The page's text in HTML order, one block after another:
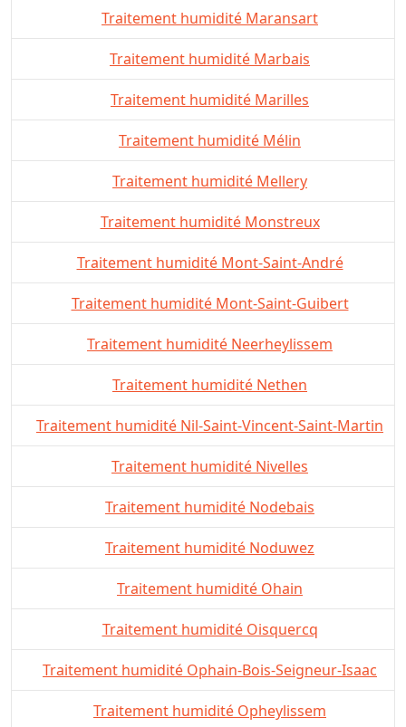
Traitement humidité Maransart
Traitement humidité Marbais
Traitement humidité Marilles
Traitement humidité Mélin
Traitement humidité Mellery
Traitement humidité Monstreux
Traitement humidité Mont-Saint-André
Traitement humidité Mont-Saint-Guibert
Traitement humidité Neerheylissem
Traitement humidité Nethen
Traitement humidité Nil-Saint-Vincent-Saint-Martin
Traitement humidité Nivelles
Traitement humidité Nodebais
Traitement humidité Noduwez
Traitement humidité Ohain
Traitement humidité Oisquercq
Traitement humidité Ophain-Bois-Seigneur-Isaac
Traitement humidité Opheylissem